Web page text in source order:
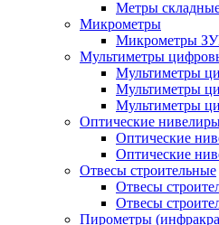
Метры
Микрометры
Микрометры
Мультиметры
Мультиметры
Мультиметры
Мультиметры
Оптические
Оптические
Оптические
Отвесы строительные
Отвесы
Отвесы
Пирометры